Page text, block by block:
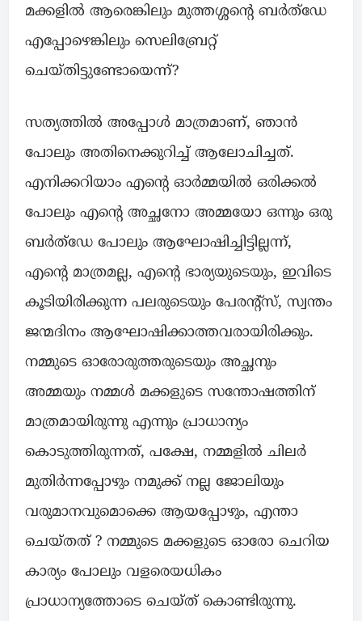
മക്കളിൽ ആരെങ്കിലും മുത്തശ്ശൻ്റെ ബർത്ഡേ
എപ്പോഴെങ്കിലും സെലിബ്രേറ്റ്
ചെയ്തിട്ടുണ്ടോയെന്ന്?
സത്യത്തിൽ അപ്പോൾ മാത്രമാണ്, ഞാൻ
പോലും അതിനെക്കുറിച്ച് ആലോചിച്ചത്.
എനിക്കറിയാം എൻ്റെ ഓർമ്മയിൽ ഒരിക്കൽ
പോലും എൻ്റെ അച്ഛനോ അമ്മയോ ഒന്നും ഒരു
ബർത്ഡേ പോലും ആഘോഷിച്ചിട്ടില്ലന്ന്,
എൻ്റെ മാത്രമല്ല, എൻ്റെ ഭാര്യയുടെയും, ഇവിടെ
കൂടിയിരിക്കുന്ന പലരുടെയും പേരൻ്റ്സ്, സ്വന്തം
ജന്മദിനം ആഘോഷിക്കാത്തവരായിരിക്കും.
നമ്മുടെ ഓരോരുത്തരുടെയും അച്ഛനും
അമ്മയും നമ്മൾ മക്കളുടെ സന്തോഷത്തിന്
മാത്രമായിരുന്നു എന്നും പ്രാധാന്യം
കൊടുത്തിരുന്നത്, പക്ഷേ, നമ്മളിൽ ചിലർ
മുതിർന്നപ്പോഴും നമുക്ക് നല്ല ജോലിയും
വരുമാനവുമൊക്കെ ആയപ്പോഴും, എന്താ
ചെയ്തത് ? നമ്മുടെ മക്കളുടെ ഓരോ ചെറിയ
കാര്യം പോലും വളരെയധികം
പ്രാധാന്യത്തോടെ ചെയ്ത് കൊണ്ടിരുന്നു.